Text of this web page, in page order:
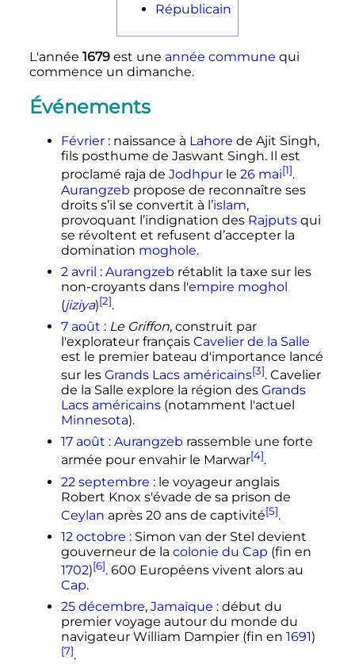
Républicain
L'année 1679est une année commune qui
commence un dimanche.
Événements
Février : naissance à Lahore de Ajit Singh,
fils posthume de Jaswant Singh. Il est
proclamé raja de Jodhpurle 26 mai[1].
Aurangzeb propose de reconnaître ses
droits s’il se convertit à l’islam,
provoquant l’indignation des Rajputsqui
se révoltent et refusent d’accepter la
domination moghole.
2 avril : Aurangzeb rétablit la taxe sur les
non-croyants dans l'empire moghol
(jiziya)[2].
7 août : Le Griffon, construit par
l'explorateur français Cavelier de la Salle
est le premier bateau d'importance lancé
sur les Grands Lacs américains[3]. Cavelier
de la Salle explore la région des Grands
Lacs américains(notamment l'actuel
Minnesota).
17 août : Aurangzeb rassemble une forte
armée pour envahir le Marwar[4].
22 septembre : le voyageur anglais
Robert Knox s'évade de sa prison de
Ceylan après 20 ans de captivité[5].
12 octobre : Simon van der Stel devient
gouverneur de la colonie du Cap (fin en
1702)[6]. 600 Européens vivent alors au
Cap.
25 décembre, Jamaïque : début du
premier voyage autour du monde du
navigateur William Dampier (fin en 1691)
[7].